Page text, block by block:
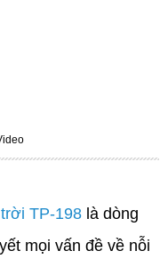
TP-198 là dòng
mọi vấn đề về nỗi